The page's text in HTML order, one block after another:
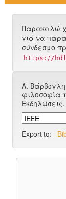
Παρακαλώ
για να
σύνδεσμο
https://
Α.
φιλοσοφία
Export to: